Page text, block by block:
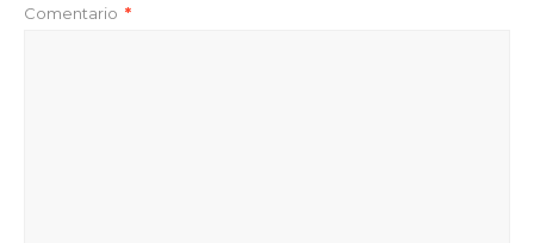
Comentario *